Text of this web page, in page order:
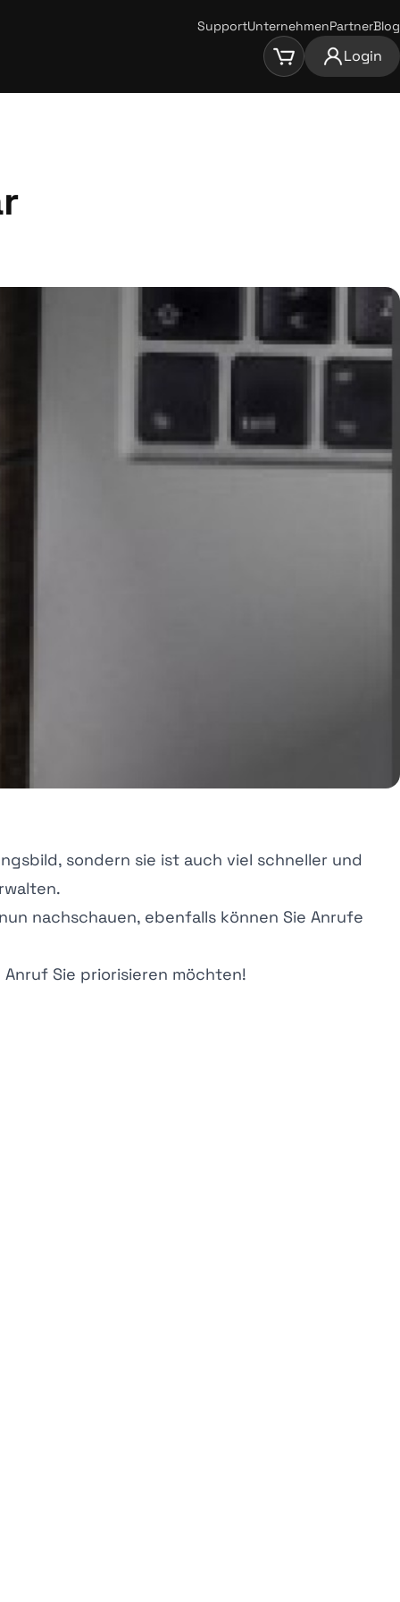
SupportUnternehmenPartnerBlog
Login
sondern sie ist auch viel schneller und
nachschauen, ebenfalls können Sie Anrufe
Sie priorisieren möchten!